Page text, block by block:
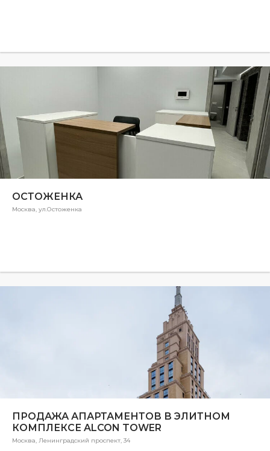
ОСТОЖЕНКА
Москва, ул.Остоженка
ПРОДАЖА АПАРТАМЕНТОВ В ЭЛИТНОМ
КОМПЛЕКСЕ ALCON TOWER
Москва, Ленинградский проспект, 34